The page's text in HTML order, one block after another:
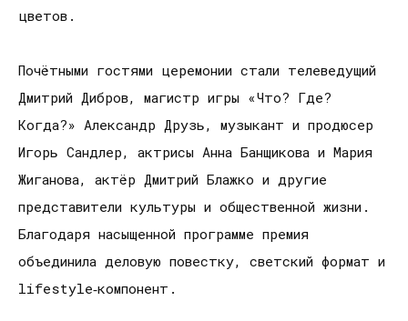
цветов.
Почётными гостями церемонии стали телеведущий
Дмитрий Дибров, магистр игры «Что? Где?
Когда?» Александр Друзь, музыкант и продюсер
Игорь Сандлер, актрисы Анна Банщикова и Мария
Жиганова, актёр Дмитрий Блажко и другие
представители культуры и общественной жизни.
Благодаря насыщенной программе премия
объединила деловую повестку, светский формат и
lifestyle‑компонент.